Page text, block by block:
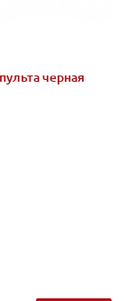
черная